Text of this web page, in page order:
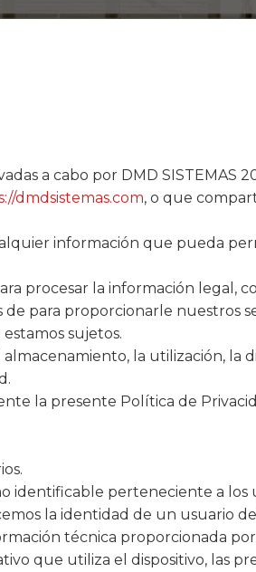
a cabo por DMD SISTEMAS
dmdsistemas.com, o que
información que pueda
procesar la información legal,
para proporcionarle nuestros
sujetos.
la utilización, la
la presente Política de
identificable perteneciente a los
la identidad de un usuario
técnica proporcionada
que utiliza el dispositivo, las